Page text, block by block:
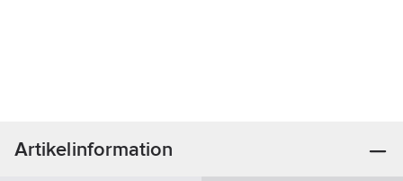
Artikelinformation